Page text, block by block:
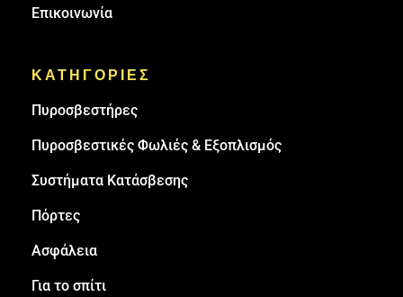
Επικοινωνία
ΚΑΤΗΓΟΡΙΕΣ
Πυρoσβεστήρες
Πυροσβεστικές Φωλιές & Εξοπλισμός
Συστήματα Κατάσβεσης
Πόρτες
Ασφάλεια
Για το σπίτι